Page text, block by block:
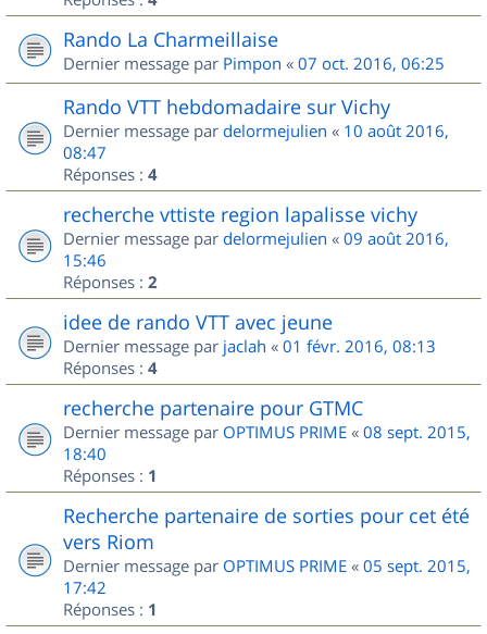
Rando La Charmeillaise
Dernier message par Pimpon « 07 oct. 2016, 06:25
Rando VTT hebdomadaire sur Vichy
Dernier message par delormejulien « 10 août 2016,
08:47
Réponses : 4
recherche vttiste region lapalisse vichy
Dernier message par delormejulien « 09 août 2016,
15:46
Réponses : 2
idee de rando VTT avec jeune
Dernier message par jaclah « 01 févr. 2016, 08:13
Réponses : 4
recherche partenaire pour GTMC
Dernier message par OPTIMUS PRIME « 08 sept. 2015,
18:40
Réponses : 1
Recherche partenaire de sorties pour cet été
vers Riom
Dernier message par OPTIMUS PRIME « 05 sept. 2015,
17:42
Réponses : 1